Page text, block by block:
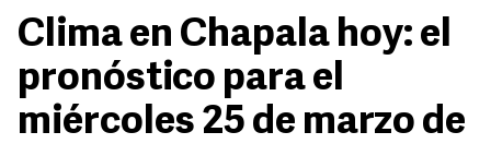
Clima en Chapala hoy: el
pronóstico para el
miércoles 25 de marzo de